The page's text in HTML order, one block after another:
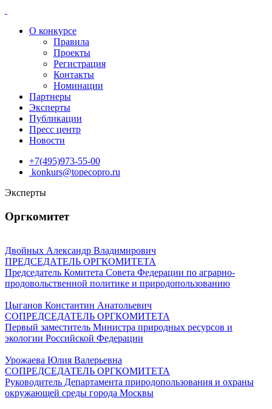
О конкурсе
Правила
Проекты
Регистрация
Контакты
Номинации
Партнеры
Эксперты
Публикации
Пресс центр
Новости
+7(495)973-55-00
konkurs@topecopro.ru
Эксперты
Оргкомитет
Двойных Александр Владимирович
ПРЕДСЕДАТЕЛЬ ОРГКОМИТЕТА
Председатель Комитета Совета Федерации по аграрно-
продовольственной политике и природопользованию
Цыганов Константин Анатольевич
СОПРЕДСЕДАТЕЛЬ ОРГКОМИТЕТА
Первый заместитель Министра природных ресурсов и
экологии Российской Федерации
Урожаева Юлия Валерьевна
СОПРЕДСЕДАТЕЛЬ ОРГКОМИТЕТА
Руководитель Департамента природопользования и охраны
окружающей среды города Москвы